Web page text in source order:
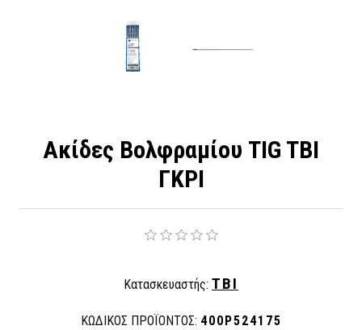
Ακίδες Βολφραμίου TIG TBI
ΓΚΡΙ
Κατασκευαστής: TBI
ΚΩΔΙΚΟΣ ΠΡΟΪΟΝΤΟΣ: 400P524175